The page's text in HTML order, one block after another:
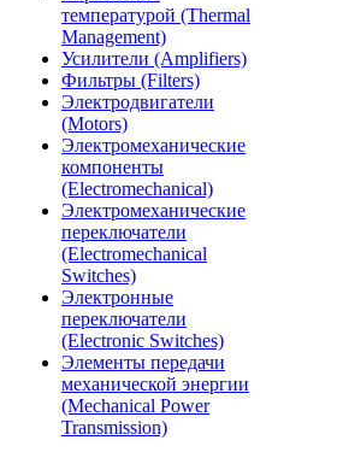
температурой (Thermal
Management)
Усилители (Amplifiers)
Фильтры (Filters)
Электродвигатели
(Motors)
Электромеханические
компоненты
(Electromechanical)
Электромеханические
переключатели
(Electromechanical
Switches)
Электронные
переключатели
(Electronic Switches)
Элементы передачи
механической энергии
(Mechanical Power
Transmission)